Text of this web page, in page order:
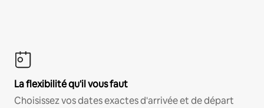
La flexibilité qu'il vous faut
Choisissez vos dates exactes d'arrivée et de départ